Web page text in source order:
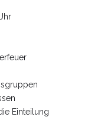
Einteilung